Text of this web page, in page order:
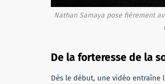
Nathan Samaya pose fièrement
De la forteresse de la
Dès le début, une vidéo entraîne